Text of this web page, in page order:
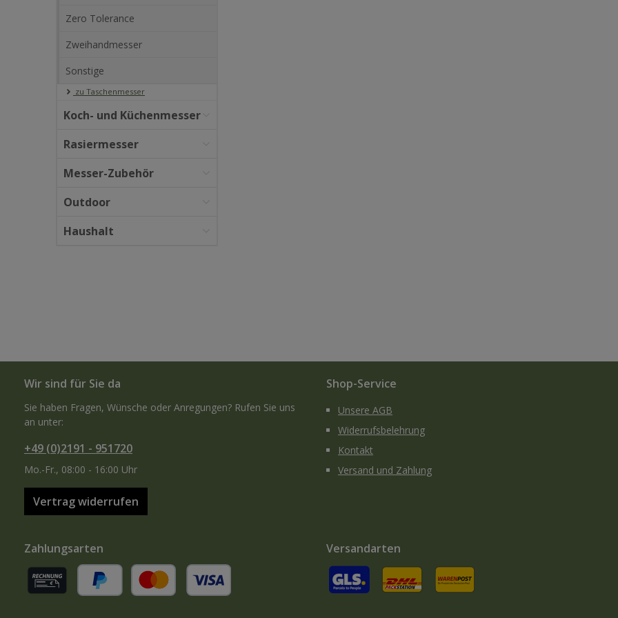
Zero Tolerance
Zweihandmesser
Sonstige
zu Taschenmesser
Koch- und Küchenmesser
Rasiermesser
Messer-Zubehör
Outdoor
Haushalt
Wir sind für Sie da
Sie haben Fragen, Wünsche oder Anregungen? Rufen Sie uns
an unter:
+49 (0)2191 - 951720
Mo.-Fr., 08:00 - 16:00 Uhr
Vertrag widerrufen
Shop-Service
Unsere AGB
Widerrufsbelehrung
Kontakt
Versand und Zahlung
Zahlungsarten Versandarten